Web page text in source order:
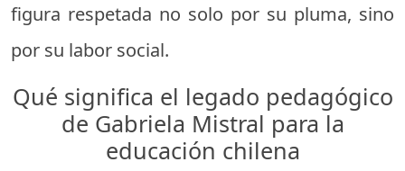
figura respetada no solo por su pluma, sino
por su labor social.
Qué significa el legado pedagógico
de Gabriela Mistral para la
educación chilena